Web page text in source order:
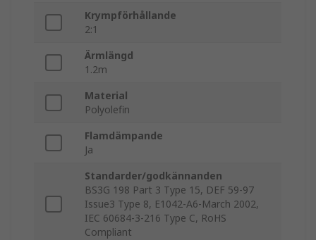
Krympförhållande
2:1
Ärmlängd
1.2m
Material
Polyolefin
Flamdämpande
Ja
Standarder/godkännanden
BS3G 198 Part 3 Type 15, DEF 59-97
Issue3 Type 8, E1042-A6-March 2002,
IEC 60684-3-216 Type C, RoHS
Compliant